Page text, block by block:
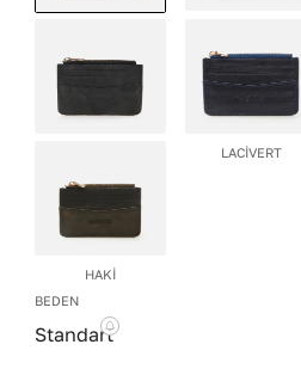
LACİVERT
HAKİ
BEDEN
Standart